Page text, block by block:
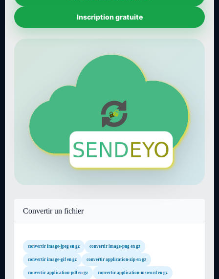
Inscription gratuite
Convertir un fichier
convertir image-jpeg en gz convertir image-png en gz
convertir image-gif en gz convertir application-zip en gz
convertir application-pdf en gz convertir application-msword en gz